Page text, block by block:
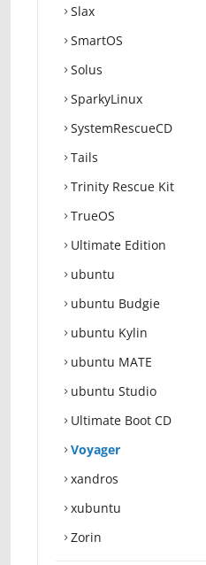
Slax
SmartOS
Solus
SparkyLinux
SystemRescueCD
Tails
Trinity Rescue Kit
TrueOS
Ultimate Edition
ubuntu
ubuntu Budgie
ubuntu Kylin
ubuntu MATE
ubuntu Studio
Ultimate Boot CD
Voyager
xandros
xubuntu
Zorin